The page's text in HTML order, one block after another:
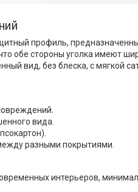
профиль,
обе стороны уголка имеют
вид, без блеска, с мягкой
вида.
разными покрытиями.
интерьеров,